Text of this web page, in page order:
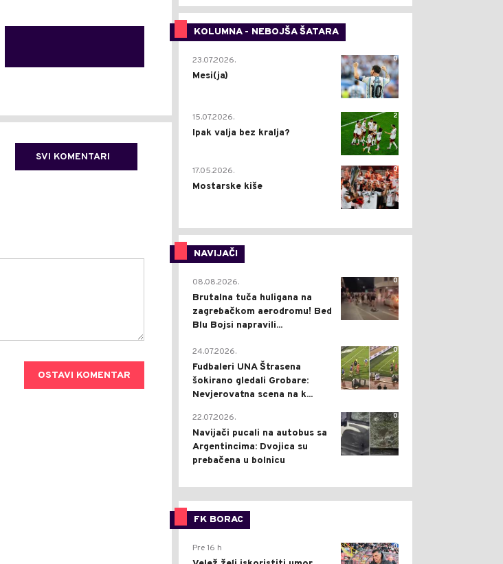
SVI KOMENTARI
OSTAVI KOMENTAR
KOLUMNA - NEBOJŠA ŠATARA
0
23.07.2026.
Mesi(ja)
2
15.07.2026.
Ipak valja bez kralja?
0
17.05.2026.
Mostarske kiše
NAVIJAČI
0
08.08.2026.
Brutalna tuča huligana na
zagrebačkom aerodromu! Bed
Blu Bojsi napravili...
0
24.07.2026.
Fudbaleri UNA Štrasena
šokirano gledali Grobare:
Nevjerovatna scena na k...
0
22.07.2026.
Navijači pucali na autobus sa
Argentincima: Dvojica su
prebačena u bolnicu
FK BORAC
0
Pre 16 h